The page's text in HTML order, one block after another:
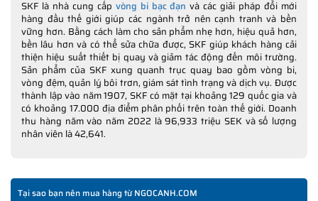
SKF là nhà cung cấp vòng bi bạc đạn và các giải pháp đổi mới
hàng đầu thế giới giúp các ngành trở nên cạnh tranh và bền
vững hơn. Bằng cách làm cho sản phẩm nhẹ hơn, hiệu quả hơn,
bền lâu hơn và có thể sửa chữa được, SKF giúp khách hàng cải
thiện hiệu suất thiết bị quay và giảm tác động đến môi trường.
Sản phẩm của SKF xung quanh trục quay bao gồm vòng bi,
vòng đệm, quản lý bôi trơn, giám sát tình trạng và dịch vụ. Được
thành lập vào năm 1907, SKF có mặt tại khoảng 129 quốc gia và
có khoảng 17.000 địa điểm phân phối trên toàn thế giới. Doanh
thu hàng năm vào năm 2022 là 96,933 triệu SEK và số lượng
nhân viên là 42,641.
Tại sao bạn nên mua hàng từ NGOCANH.COM